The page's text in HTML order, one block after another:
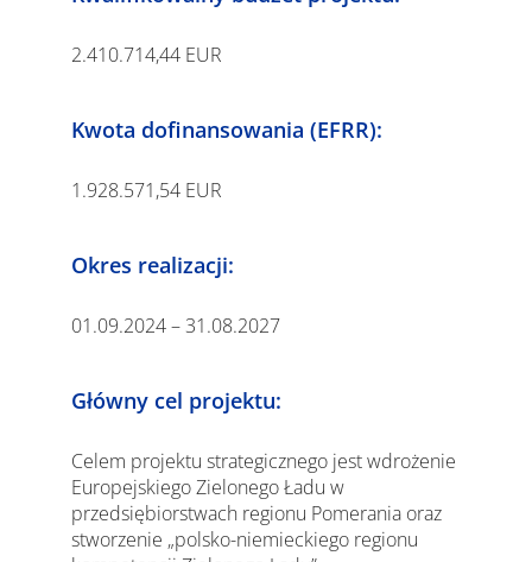
2.410.714,44 EUR
Kwota dofinansowania (EFRR):
1.928.571,54 EUR
Okres realizacji:
01.09.2024 – 31.08.2027
Główny cel projektu:
Celem projektu strategicznego jest wdrożenie
Europejskiego Zielonego Ładu w
przedsiębiorstwach regionu Pomerania oraz
stworzenie „polsko-niemieckiego regionu